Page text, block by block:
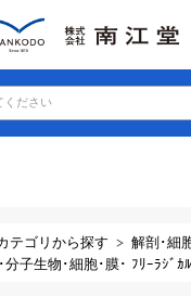
ください
テゴリから探す
解剖･細
子生物･細胞･膜･ ﾌﾘｰﾗｼﾞｶﾙ